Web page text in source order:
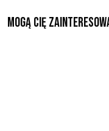
Mogą Cię